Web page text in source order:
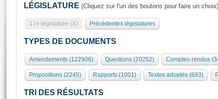
Présidence
577 députés
Groupes politiques
Séance publique
Commissions et autres organes
Europe et International
Rôle et pouvoirs de l'Assemblée
Organisation de l'Assemblée
Présidence Conférence des Présidents Bureau Collège des
Visiter l'Assemblée
Visite virtuelle du palais Bourbon
Assister à une séance
LÉGISLATURE (Cliquez sur l'un des boutons pour faire un choix)
17e législature (X) Précédentes législatures
TYPES DE DOCUMENTS
Amendements (122906) Questions (20252) Comptes-rendus
Propositions (2245) Rapports (1001) Textes adoptés (693)
TRI DES RÉSULTATS